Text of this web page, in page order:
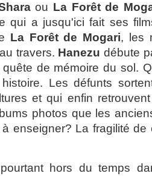
ou La Forêt de
qui a jusqu'ici fait ses
La Forêt de Mogari, les
travers. Hanezu débute
de mémoire du sol.
Les défunts
et qui enfin
photos que les
enseigner? La fragilité
hors du temps